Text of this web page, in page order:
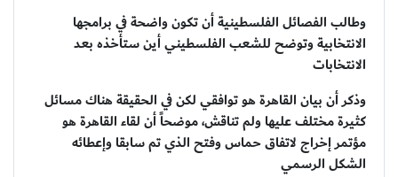
وطالب الفصائل الفلسطينية أن تكون واضحة في برامجها
الانتخابية وتوضح للشعب الفلسطيني أين ستأخذه بعد
الانتخابات
وذكر أن بيان القاهرة هو توافقي لكن في الحقيقة هناك مسائل
كثيرة مختلف عليها ولم تناقش، موضحاً أن لقاء القاهرة هو
مؤتمر إخراج لاتفاق حماس وفتح الذي تم سابقا وإعطائه
الشكل الرسمي